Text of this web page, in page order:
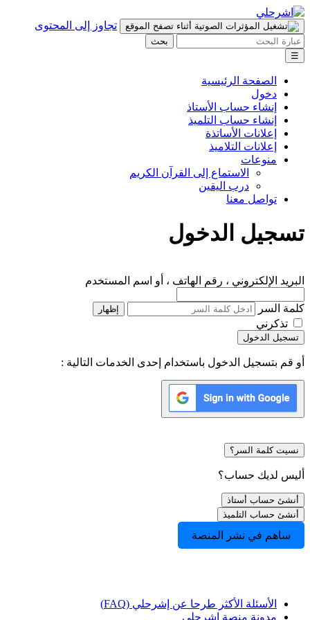
تجاوز إلى المحتوى
بحث
☰
الصفحة الرئيسية
دخول
إنشاء حساب الأستاذ
إنشاء حساب التلميذ
إعلانات الأساتذة
إعلانات التلاميذ
منوعات
الاستماع إلى القرآن الكريم
درب اليقين
تواصل معنا
تسجيل الدخول
البريد الإلكتروني ، رقم الهاتف ، أو اسم المستخدم
كلمة السر إظهار
تذكرني
تسجيل الدخول
أو قم بتسجيل الدخول باستخدام إحدى الخدمات التالية :
نسيت كلمة السر؟
أليس لديك حساب؟
أنشئ حساب أستاذ
أنشئ حساب التلميذ
ساهم في نشر المنصة
الأسئلة الأكثر طرحا عن إشرحلي (FAQ)
مدونة منصة إشرحلي